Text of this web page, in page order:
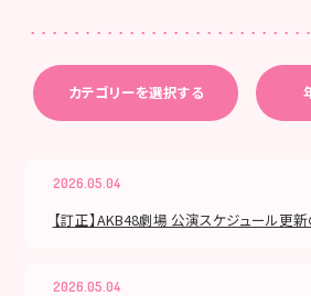
カテゴリーを選択する
2026.05.04
【訂正】AKB48劇場 公演スケジュール更
2026.05.04